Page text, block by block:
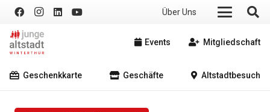
Über Uns
Events Mitgliedschaft
Geschenkkarte Geschäfte Altstadtbesuch